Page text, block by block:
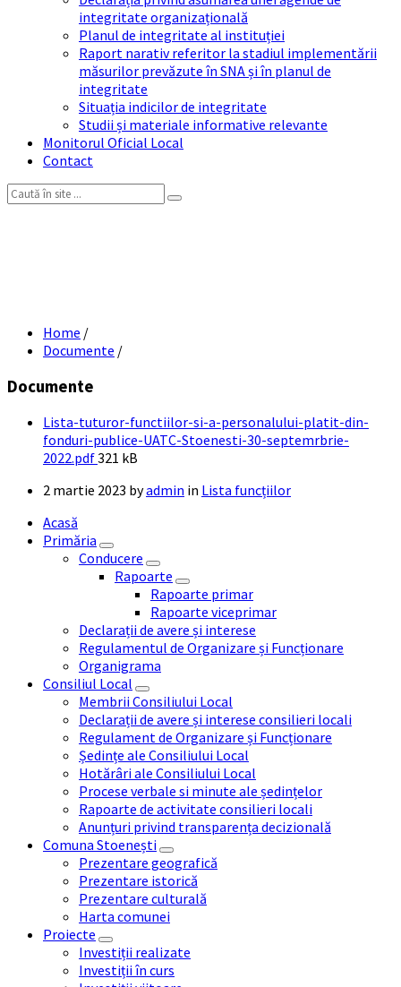
integritate organizațională
Planul de integritate al instituției
Raport narativ referitor la stadiul implementării
măsurilor prevăzute în SNA și în planul de
integritate
Situația indicilor de integritate
Studii și materiale informative relevante
Monitorul Oficial Local
Contact
Search:
Home /
Documente /
Documente
Lista-tuturor-functiilor-si-a-personalului-platit-din-
fonduri-publice-UATC-Stoenesti-30-septemrbrie-
2022.pdfFile
321 kB
2 martie 2023 byadmin in Lista funcțiilor
Acasă
Primăria
Conducere
Rapoarte
Rapoarte primar
Rapoarte viceprimar
Declarații de avere și interese
Regulamentul de Organizare și Funcționare
Organigrama
Consiliul Local
Membrii Consiliului Local
Declarații de avere și interese consilieri locali
Regulament de Organizare și Funcționare
Ședințe ale Consiliului Local
Hotărâri ale Consiliului Local
Procese verbale si minute ale ședințelor
Rapoarte de activitate consilieri locali
Anunțuri privind transparența decizională
Comuna Stoenești
Prezentare geografică
Prezentare istorică
Prezentare culturală
Harta comunei
Proiecte
Investiții realizate
Investiții în curs